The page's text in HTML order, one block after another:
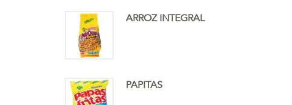
ARROZ INTEGRAL
PAPITAS